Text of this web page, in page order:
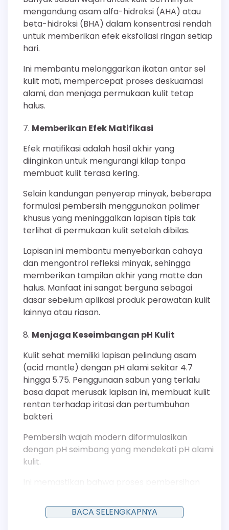
mengandung asam alfa-hidroksi (AHA) atau
beta-hidroksi (BHA) dalam konsentrasi rendah
untuk memberikan efek eksfoliasi ringan setiap
hari.
Ini membantu melonggarkan ikatan antar sel
kulit mati, mempercepat proses deskuamasi
alami, dan menjaga permukaan kulit tetap
halus.
Memberikan Efek Matifikasi
Efek matifikasi adalah hasil akhir yang
diinginkan untuk mengurangi kilap tanpa
membuat kulit terasa kering.
Selain kandungan penyerap minyak, beberapa
formulasi pembersih menggunakan polimer
khusus yang meninggalkan lapisan tipis tak
terlihat di permukaan kulit setelah dibilas.
Lapisan ini membantu menyebarkan cahaya
dan mengontrol refleksi minyak, sehingga
memberikan tampilan akhir yang matte dan
halus. Manfaat ini sangat berguna sebagai
dasar sebelum aplikasi produk perawatan kulit
lainnya atau riasan.
Menjaga Keseimbangan pH Kulit
Kulit sehat memiliki lapisan pelindung asam
(acid mantle) dengan pH alami sekitar 4.7
hingga 5.75. Penggunaan sabun yang terlalu
basa dapat merusak lapisan ini, membuat kulit
rentan terhadap iritasi dan pertumbuhan
bakteri.
Pembersih wajah modern diformulasikan
dengan pH seimbang yang mendekati pH alami
kulit.
menjaga homeostasis epidermis, seperti yang
ditekankan dalam penelitian dermatologi oleh
BACA SELENGKAPNYA